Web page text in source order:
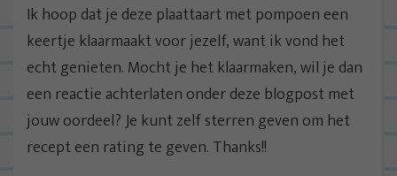
Ik hoop dat je deze plaattaart met pompoen een
keertje klaarmaakt voor jezelf, want ik vond het
echt genieten. Mocht je het klaarmaken, wil je dan
een reactie achterlaten onder deze blogpost met
jouw oordeel? Je kunt zelf sterren geven om het
recept een rating te geven. Thanks!!